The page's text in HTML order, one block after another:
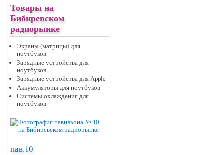
Товары на
Бибиревском
радиорынке
Экраны (матрицы) для
ноутбуков
Зарядные устройства для
ноутбуков
Зарядные устройства для Apple
Аккумуляторы для ноутбуков
Системы охлаждения для
ноутбуков
пав.10